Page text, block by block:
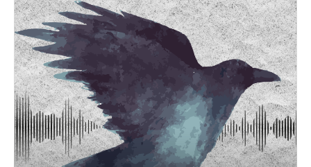
Social Media:
Email: kraehengefluester@gmail.com
Insta: @kraehengefluester_podcast
Youtube: @Kraehengefluester_Podcast
Spotify Playlist: Krähengeflüster Playlist
Music by Maksym Dudchyk from Pixabay